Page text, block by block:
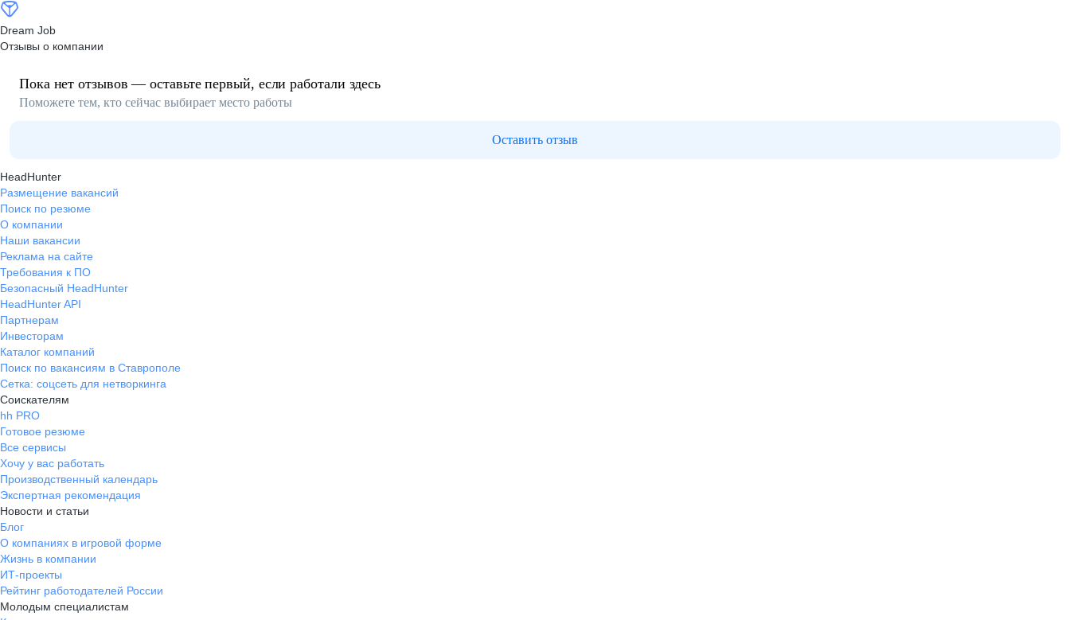
Dream Job
Отзывы о компании
Пока нет отзывов — оставьте первый, если работали здесь
Поможете тем, кто сейчас выбирает место работы
Оставить отзыв
HeadHunter
Размещение вакансий
Поиск по резюме
О компании
Наши вакансии
Реклама на сайте
Требования к ПО
Безопасный HeadHunter
HeadHunter API
Партнерам
Инвесторам
Каталог компаний
Поиск по вакансиям в Ставрополе
Сетка: соцсеть для нетворкинга
Соискателям
hh PRO
Готовое резюме
Все сервисы
Хочу у вас работать
Производственный календарь
Экспертная рекомендация
Новости и статьи
Блог
О компаниях в игровой форме
Жизнь в компании
ИТ-проекты
Рейтинг работодателей России
Молодым специалистам